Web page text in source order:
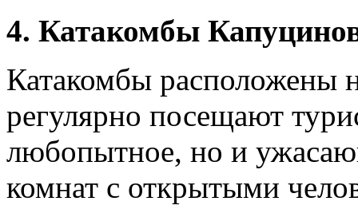
4. Катакомбы
Катакомбы расположены
регулярно посещают
любопытное, но и
комнат с открытыми